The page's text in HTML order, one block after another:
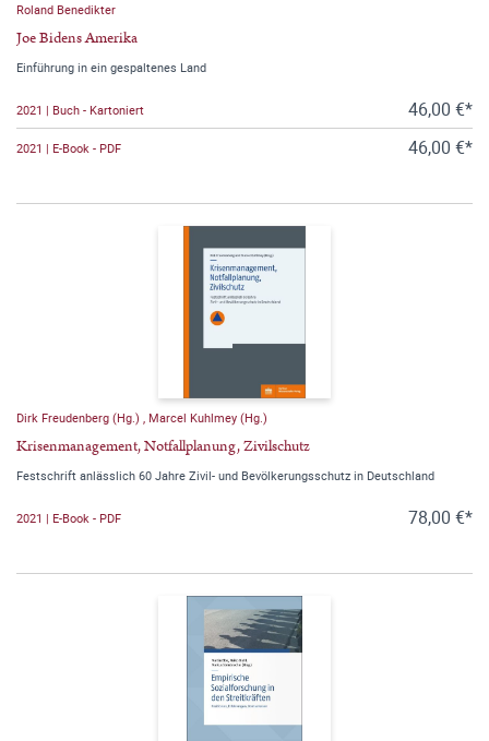
Roland Benedikter
Joe Bidens Amerika
Einführung in ein gespaltenes Land
2021 | Buch - Kartoniert 46,00 €*
2021 | E-Book - PDF 46,00 €*
Dirk Freudenberg (Hg.) , Marcel Kuhlmey (Hg.)
Krisenmanagement, Notfallplanung, Zivilschutz
Festschrift anlässlich 60 Jahre Zivil- und Bevölkerungsschutz in Deutschland
2021 | E-Book - PDF 78,00 €*